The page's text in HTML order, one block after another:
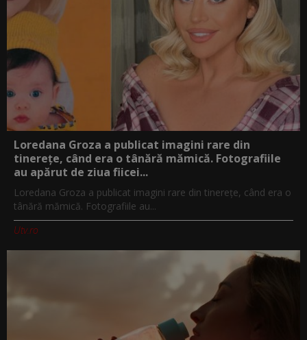
Loredana Groza a publicat imagini rare din
tinerețe, când era o tânără mămică. Fotografiile
au apărut de ziua fiicei...
Loredana Groza a publicat imagini rare din tinerețe, când era o
tânără mămică. Fotografiile au...
Utv.ro